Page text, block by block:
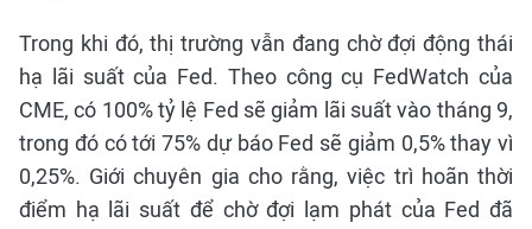
Trong khi đó, thị trường vẫn đang chờ đợi động thái
hạ lãi suất của Fed. Theo công cụ FedWatch của
CME, có 100% tỷ lệ Fed sẽ giảm lãi suất vào tháng 9,
trong đó có tới 75% dự báo Fed sẽ giảm 0,5% thay vì
0,25%. Giới chuyên gia cho rằng, việc trì hoãn thời
điểm hạ lãi suất để chờ đợi lạm phát của Fed đã